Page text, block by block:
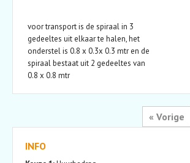
voor transport is de spiraal in 3
gedeeltes uit elkaar te halen, het
onderstel is 0.8 x 0.3x 0.3 mtr en de
spiraal bestaat uit 2 gedeeltes van
0.8 x 0.8 mtr
« Vorige
INFO